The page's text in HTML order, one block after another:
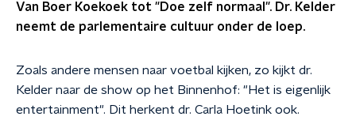
Van Boer Koekoek tot "Doe zelf normaal". Dr. Kelder
neemt de parlementaire cultuur onder de loep.
Zoals andere mensen naar voetbal kijken, zo kijkt dr.
Kelder naar de show op het Binnenhof: "Het is eigenlijk
entertainment". Dit herkent dr. Carla Hoetink ook.